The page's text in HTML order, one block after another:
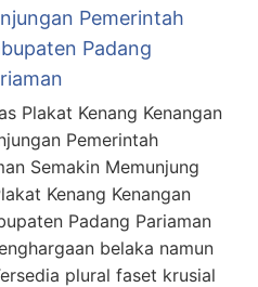
Pemerintah
Padang
Plakat Kenang Kenangan
Pemerintah
Semakin Memunjung
Kenang Kenangan
Padang Pariaman
belaka namun
plural faset krusial